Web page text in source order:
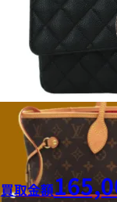
買取金額